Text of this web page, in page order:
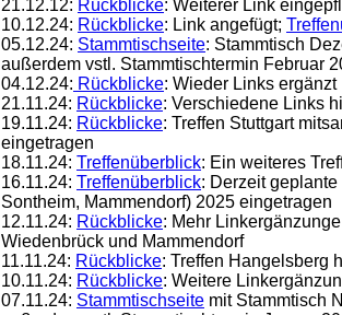
21.12.12: Rückblicke: Weiterer Link
10.12.24: Rückblicke: Link angefügt;
05.12.24: Stammtischseite: Stammtisch
außerdem vstl. Stammtischtermin Februar
04.12.24: Rückblicke: Wieder Links ergänzt
21.11.24: Rückblicke: Verschiedene Links
19.11.24: Rückblicke: Treffen Stuttgart
eingetragen
18.11.24: Treffenüberblick: Ein weiteres
16.11.24: Treffenüberblick: Derzeit
Sontheim, Mammendorf) 2025 eingetragen
12.11.24: Rückblicke: Mehr
Wiedenbrück und Mammendorf
11.11.24: Rückblicke: Treffen Hangelsberg
10.11.24: Rückblicke: Weitere
07.11.24: Stammtischseite mit Stammtisch